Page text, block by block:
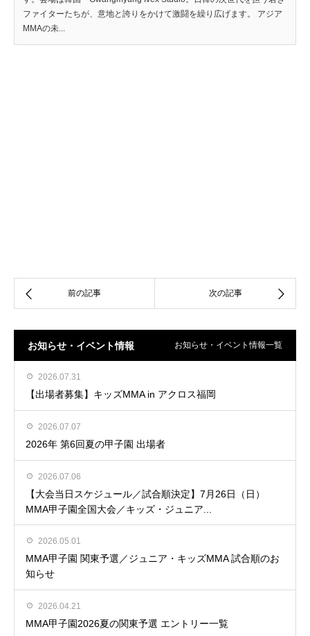
ファイターたちが、意地と誇りをかけて激闘を繰り広げます。 アジア
MMAの未...
お知らせ・イベント情報 お知らせ・イベント情報一覧
2026.07.31
【出場者募集】キッズMMA in アクロス福岡
2026.07.07
2026年 第6回夏の甲子園 出場者
2026.07.06
【大会当日スケジュール／試合順決定】7月26日（日）
MMA甲子園全国大会／キッズ・ジュニア...
2026.05.01
MMA甲子園 関東予選／ジュニア・キッズMMA 試合順のお
知らせ
2026.04.21
MMA甲子園2026夏の関東予選 エントリー一覧